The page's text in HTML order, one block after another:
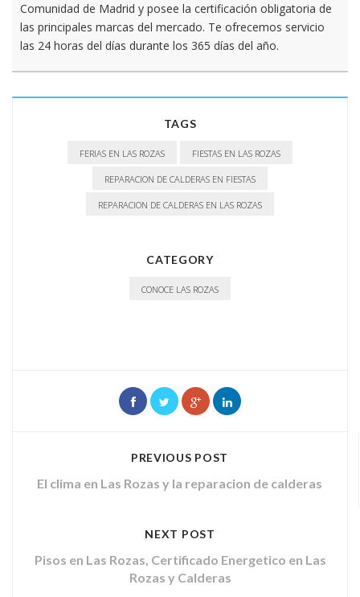
Comunidad de Madrid y posee la certificación obligatoria de
las principales marcas del mercado. Te ofrecemos servicio
las 24 horas del días durante los 365 días del año.
TAGS
FERIAS EN LAS ROZAS FIESTAS EN LAS ROZAS
REPARACION DE CALDERAS EN FIESTAS
REPARACION DE CALDERAS EN LAS ROZAS
CATEGORY
CONOCE LAS ROZAS
PREVIOUS POST
El clima en Las Rozas y la reparacion de calderas
NEXT POST
Pisos en Las Rozas, Certificado Energetico en Las
Rozas y Calderas